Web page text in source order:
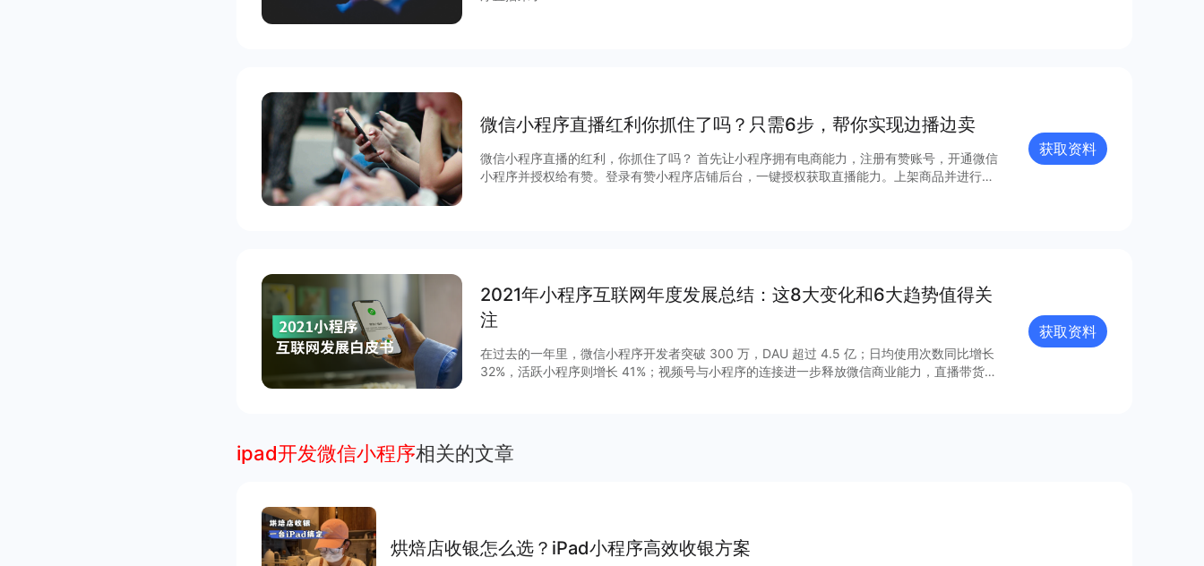
微信小程序直播红利你抓住了吗？只需6步，帮你实现边播边卖
微信小程序直播的红利，你抓住了吗？ 首先让小程序拥有电商能力，注册有赞账号，开通微信
小程序并授权给有赞。登录有赞小程序店铺后台，一键授权获取直播能力。上架商品并进行推
获取资料
2021年小程序互联网年度发展总结：这8大变化和6大趋势值得关
注
在过去的一年里，微信小程序开发者突破 300 万，DAU 超过 4.5 亿；日均使用次数同比增长
32%，活跃小程序则增长 41%；视频号与小程序的连接进一步释放微信商业能力，直播带货
通，扩展“闭环思维“至“节点思维”，营销场景和营销方法由此迸发更多灵感与创新；支付宝、百
度等互联网平台加速扩建生态能力，小程序成为互联网商业的重要阵地；在生态建设方面，各
获取资料
ipad开发微信小程序相关的文章
烘焙店收银怎么选？iPad小程序高效收银方案